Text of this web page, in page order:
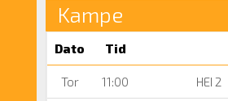
Kampe
Dato Tid
Tor 11:00 HEI 2